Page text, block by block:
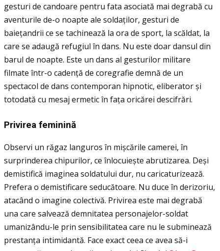
gesturi de candoare pentru fata asociată mai degrabă cu
aventurile de-o noapte ale soldaților, gesturi de
baieţandrii ce se tachinează la ora de sport, la scăldat, la
care se adaugă refugiul în dans. Nu este doar dansul din
barul de noapte. Este un dans al gesturilor militare
filmate într-o cadență de coregrafie demnă de un
spectacol de dans contemporan hipnotic, eliberator și
totodată cu mesaj ermetic în faţa oricărei descifrări.
Privirea feminină
Observi un răgaz languros în mișcările camerei, în
surprinderea chipurilor, ce înlocuiește abrutizarea. Deși
demistifică imaginea soldatului dur, nu caricaturizează.
Prefera o demistificare seducătoare. Nu duce în derizoriu,
atacând o imagine colectivă. Privirea este mai degrabă
una care salvează demnitatea personajelor-soldat
umanizându-le prin sensibilitatea care nu le subminează
prestanţa intimidantă. Face exact ceea ce avea să-i